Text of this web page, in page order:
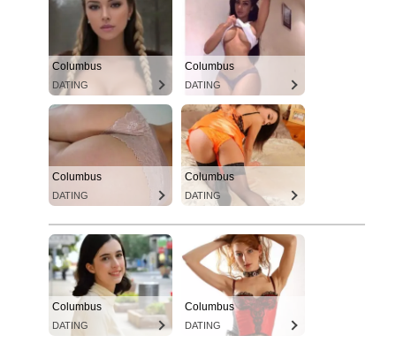
Columbus
DATING
Columbus
DATING
Columbus
DATING
Columbus
DATING
Columbus
DATING
Columbus
DATING